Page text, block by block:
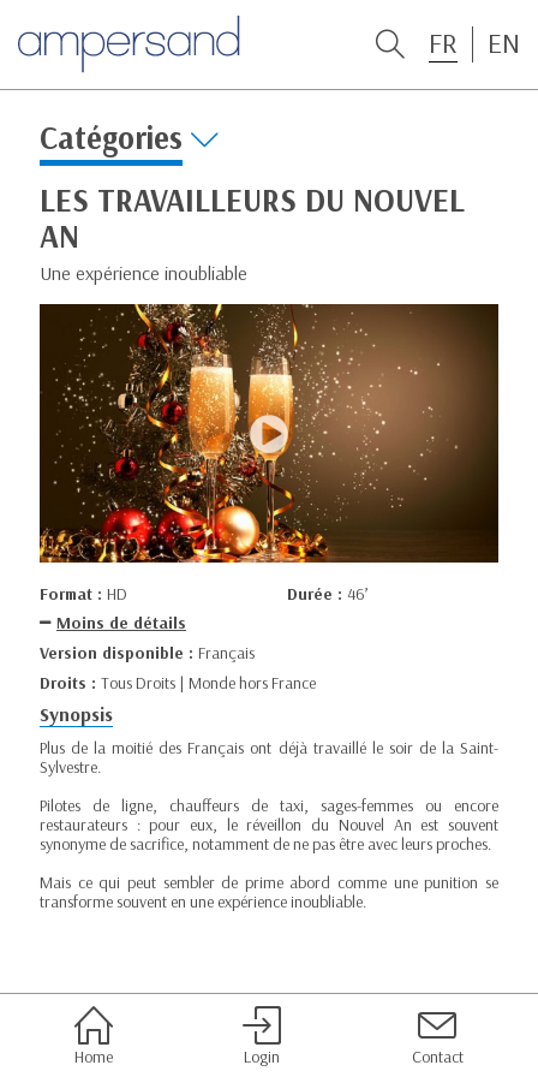
FR EN
Catégories
LES TRAVAILLEURS DU NOUVEL
AN
Une expérience inoubliable
Format : HD Durée : 46’
Moins de détails
Version disponible : Français
Droits : Tous Droits | Monde hors France
Synopsis
Plus de la moitié des Français ont déjà travaillé le soir de la Saint-
Sylvestre.
Pilotes de ligne, chauffeurs de taxi, sages-femmes ou encore
restaurateurs : pour eux, le réveillon du Nouvel An est souvent
synonyme de sacrifice, notamment de ne pas être avec leurs proches.
Mais ce qui peut sembler de prime abord comme une punition se
transforme souvent en une expérience inoubliable.
Home Login Contact